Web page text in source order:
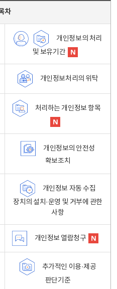
차
개인정보의 처리
및 보유기간
개인정보처리의 위탁
처리하는 개인정보 항목
개인정보의 안전성
확보조치
개인정보 자동 수집
장치의 설치·운영 및 거부에 관한
사항
개인정보 열람청구
추가적인 이용·제공
판단기준